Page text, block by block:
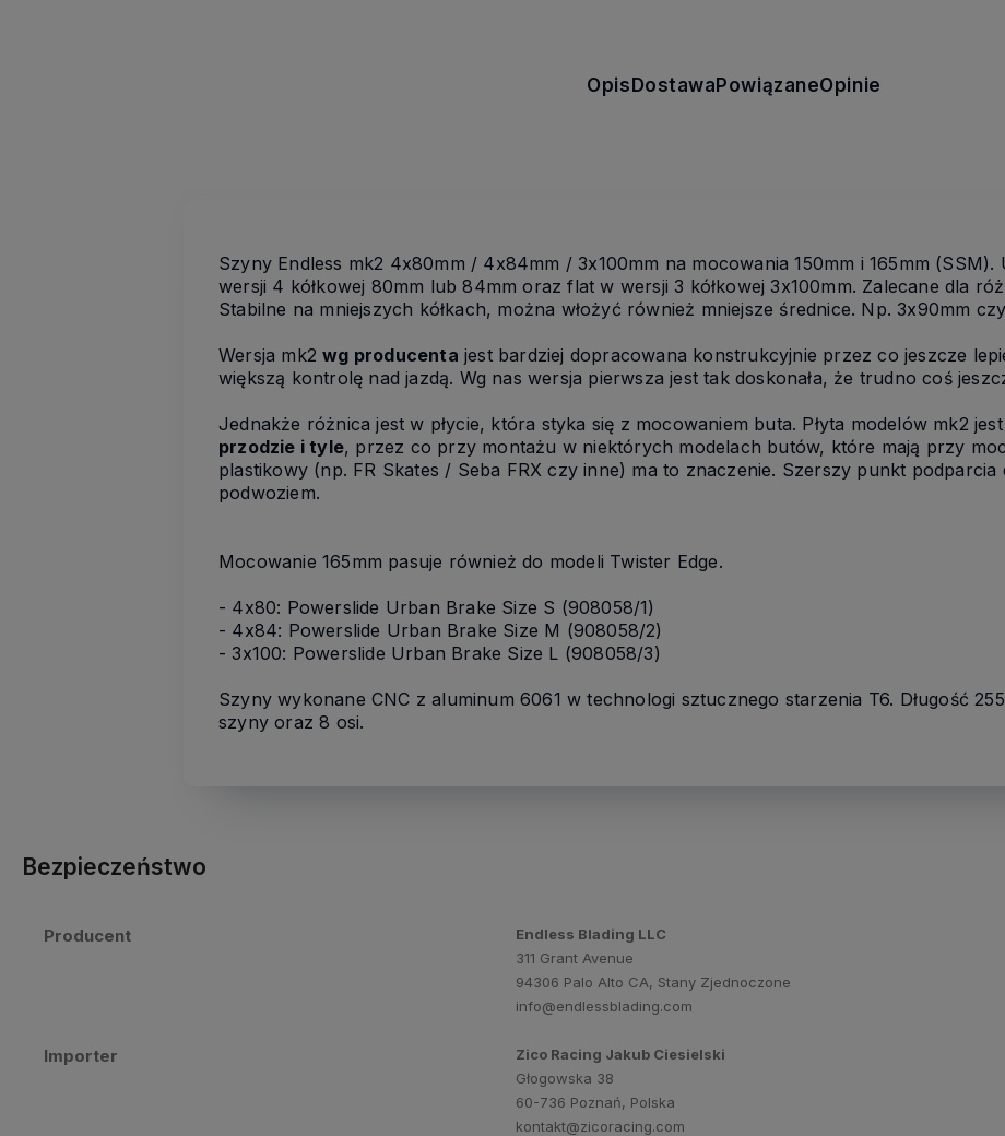
OpisDostawaPowiązaneOpinie
Szyny Endless mk2 4x80mm / 4x84mm / 3x100mm na mocowania 150mm i 165mm (SSM).
wersji 4 kółkowej 80mm lub 84mm oraz flat w wersji 3 kółkowej 3x100mm. Zalecane dla
Stabilne na mniejszych kółkach, można włożyć również mniejsze średnice. Np. 3x90mm
Wersja mk2wg producenta jest bardziej dopracowana konstrukcyjnie przez co jeszcze
większą kontrolę nad jazdą. Wg nas wersja pierwsza jest tak doskonała, że trudno coś
Jednakże różnica jest w płycie, która styka się z mocowaniem buta. Płyta modelów mk2
przodzie i tyle, przez co przy montażu w niektórych modelach butów, które mają przy
plastikowy (np. FR Skates / Seba FRX czy inne) ma to znaczenie. Szerszy punkt podparcia
podwoziem.
Mocowanie 165mm pasuje również do modeli Twister Edge.
- 4x80: Powerslide Urban Brake Size S (908058/1)
- 4x84: Powerslide Urban Brake Size M (908058/2)
- 3x100: Powerslide Urban Brake Size L (908058/3)
Szyny wykonane CNC z aluminum 6061 w technologi sztucznego starzenia T6. Długość
szyny oraz 8 osi.
Bezpieczeństwo
Producent
Endless Blading LLC
311 Grant Avenue
94306 Palo Alto CA, Stany Zjednoczone
info@endlessblading.com
Importer
Zico Racing Jakub Ciesielski
Głogowska 38
60-736 Poznań, Polska
kontakt@zicoracing.com